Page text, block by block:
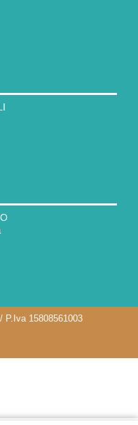
P.Iva 15808561003